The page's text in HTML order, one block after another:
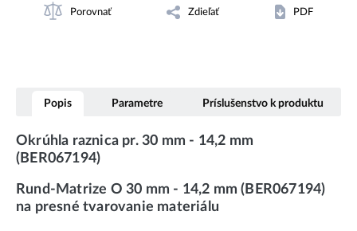
Porovnať Zdieľať PDF
Popis Parametre Príslušenstvo k produktu
Okrúhla raznica pr. 30 mm - 14,2 mm
(BER067194)
Rund-Matrize O 30 mm - 14,2 mm (BER067194)
na presné tvarovanie materiálu